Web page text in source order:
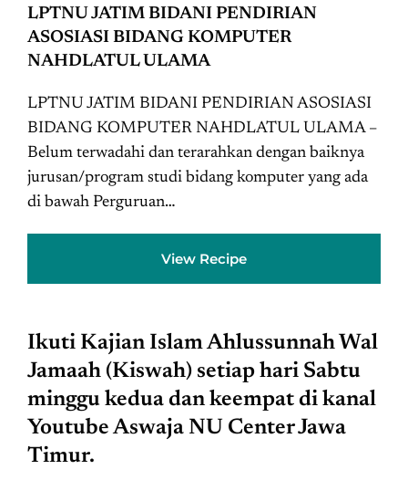
LPTNU JATIM BIDANI PENDIRIAN
ASOSIASI BIDANG KOMPUTER
NAHDLATUL ULAMA
LPTNU JATIM BIDANI PENDIRIAN ASOSIASI
BIDANG KOMPUTER NAHDLATUL ULAMA –
Belum terwadahi dan terarahkan dengan baiknya
jurusan/program studi bidang komputer yang ada
di bawah Perguruan…
View Recipe
Ikuti Kajian Islam Ahlussunnah Wal
Jamaah (Kiswah) setiap hari Sabtu
minggu kedua dan keempat di kanal
Youtube Aswaja NU Center Jawa
Timur.